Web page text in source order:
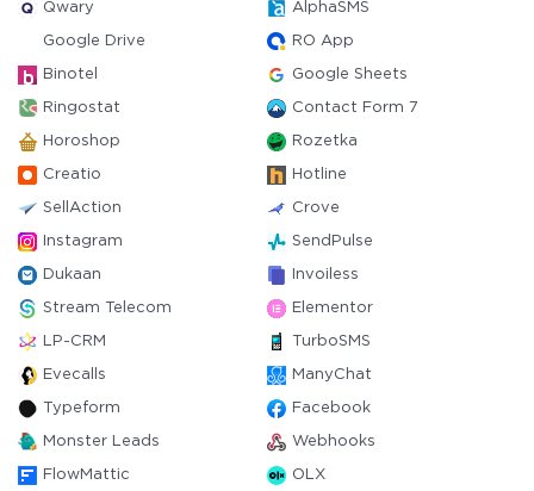
Qwary AlphaSMS
Google Drive RO App
Binotel Google Sheets
Ringostat Contact Form 7
Horoshop Rozetka
Creatio Hotline
SellAction Crove
Instagram SendPulse
Dukaan Invoiless
Stream Telecom Elementor
LP-CRM TurboSMS
Evecalls ManyChat
Typeform Facebook
Monster Leads Webhooks
FlowMattic OLX